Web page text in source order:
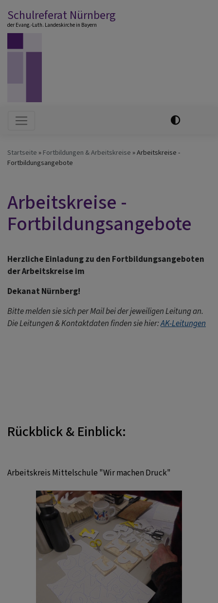
zum
Inhalt
Schulreferat Nürnberg
der Evang.-Luth. Landeskirche in Bayern
Hauptnavigation
Startseite Fortbildungen & Arbeitskreise
Arbeitskreise -
Fortbildungsangebote
Arbeitskreise -
Fortbildungsangebote
Herzliche Einladung zu den Fortbildungsangeboten
der Arbeitskreise im
Dekanat Nürnberg!
Bitte melden sie sich per Mail bei der jeweiligen Leitung an.
Die Leitungen & Kontaktdaten finden sie hier:AK-Leitungen
Rückblick & Einblick:
Arbeitskreis Mittelschule "Wir machen Druck"